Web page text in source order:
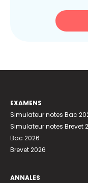
EXAMENS
Simulateur notes Bac
Simulateur notes Brevet
Bac 2026
Brevet 2026
ANNALES